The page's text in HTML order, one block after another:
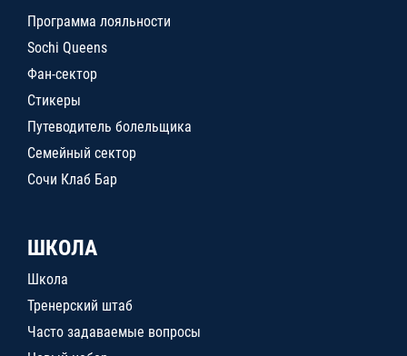
Программа лояльности
Sochi Queens
Фан-сектор
Стикеры
Путеводитель болельщика
Семейный сектор
Сочи Клаб Бар
ШКОЛА
Школа
Тренерский штаб
Часто задаваемые вопросы